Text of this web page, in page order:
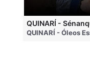
QUINARÍ - Óleos